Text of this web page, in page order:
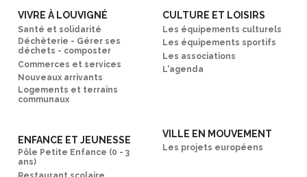
VIVRE À LOUVIGNÉ
Santé et solidarité
Déchèterie - Gérer ses
déchets - composter
Commerces et services
Nouveaux arrivants
Logements et terrains
communaux
CULTURE ET LOISIRS
Les équipements culturels
Les équipements sportifs
Les associations
L'agenda
ENFANCE ET JEUNESSE
Pôle Petite Enfance (0 - 3
ans)
VILLE EN MOUVEMENT
Les projets européens